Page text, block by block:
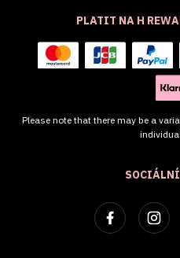
PLATIT NA H
Please note that there may be a